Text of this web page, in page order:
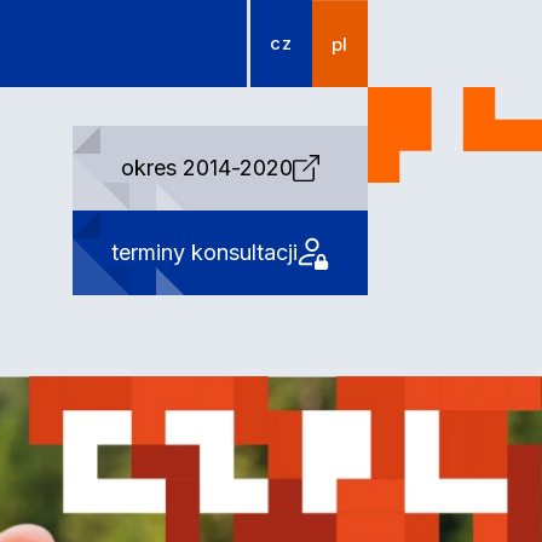
cz pl
okres 2014-2020
terminy konsultacji